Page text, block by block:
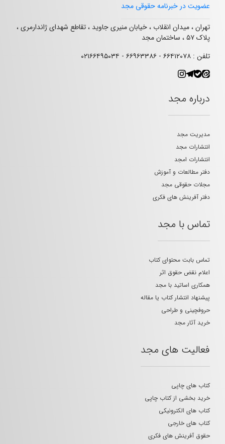
عضویت در خبرنامه حقوقی مجد
تهران ، میدان انقلاب ، خیابان منیری جاوید ، تقاطع شهدای ژاندارمری ،
پلاک ۵۷ ، ساختمان مجد
تلفن : ۶۶۴۱۲۰۷۸ - ۶۶۹۶۳۳۸۶ - ۰۲۱۶۶۴۹۵۰۳۴
درباره مجد
مدیریت مجد
انتشارات مجد
انتشارات امجد
دفتر مطالعات و آموزش
مجلات حقوقی مجد
دفتر آفرینش های فکری
تماس با مجد
تماس بابت محتوای کتاب
اعلام نقض حقوق اثر
همکاری اساتید با مجد
پیشنهاد انتشار کتاب یا مقاله
حروفچینی و طراحی
خرید آثار مجد
فعالیت های مجد
کتاب های چاپی
خرید بخشی از کتاب چاپی
کتاب های الکترونیکی
کتاب های خارجی
حقوق آفرینش های فکری